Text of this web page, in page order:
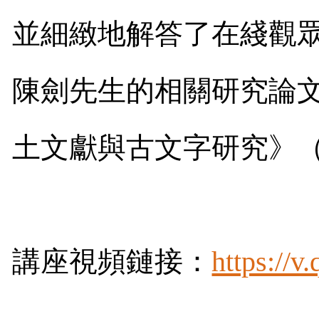
並細緻地解答了在綫觀
陳劍先生的相關研究論
土文獻與古文字研究》
講座視頻鏈接：https://